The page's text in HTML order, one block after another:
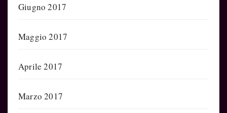
Giugno 2017
Maggio 2017
Aprile 2017
Marzo 2017